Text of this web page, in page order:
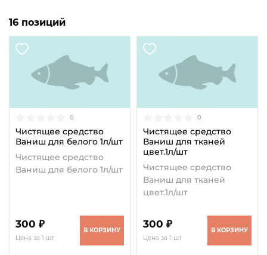
16 позиций
0
Чистящее средство
Ваниш для белого 1л/шт
Чистящее средство
Ваниш для белого 1л/шт
300 ₽
Цена за 1 шт
В КОРЗИНУ
0
Чистящее средство
Ваниш для тканей
цвет.1л/шт
Чистящее средство
Ваниш для тканей
цвет.1л/шт
300 ₽
Цена за 1 шт
В КОРЗИНУ